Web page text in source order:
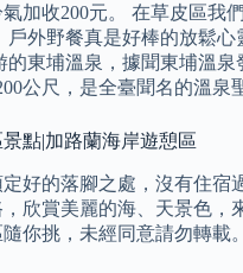
加收200元。 在草皮區
外野餐真是好棒的放鬆
東埔溫泉，據聞東埔溫
公尺，是全臺聞名的溫
點|加路蘭海岸遊憩區
好的落腳之處，沒有住
欣賞美麗的海、天景色，
你挑，未經同意請勿轉